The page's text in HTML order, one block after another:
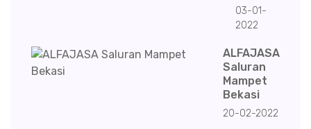
03-01-
2022
ALFAJASA
Saluran
Mampet
Bekasi
20-02-2022